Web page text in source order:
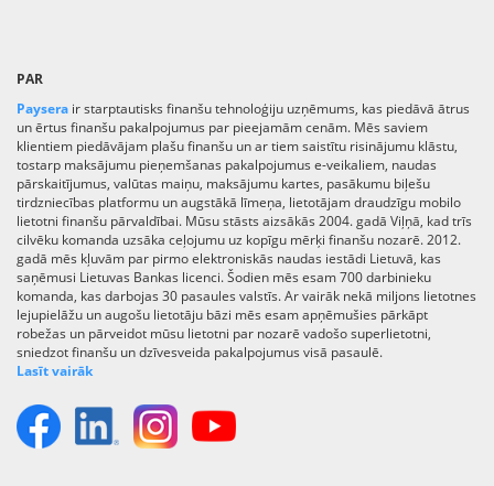
PAR
Paysera ir starptautisks finanšu tehnoloģiju uzņēmums, kas piedāvā ātrus
un ērtus finanšu pakalpojumus par pieejamām cenām. Mēs saviem
klientiem piedāvājam plašu finanšu un ar tiem saistītu risinājumu klāstu,
tostarp maksājumu pieņemšanas pakalpojumus e-veikaliem, naudas
pārskaitījumus, valūtas maiņu, maksājumu kartes, pasākumu biļešu
tirdzniecības platformu un augstākā līmeņa, lietotājam draudzīgu mobilo
lietotni finanšu pārvaldībai. Mūsu stāsts aizsākās 2004. gadā Viļņā, kad trīs
cilvēku komanda uzsāka ceļojumu uz kopīgu mērķi finanšu nozarē. 2012.
gadā mēs kļuvām par pirmo elektroniskās naudas iestādi Lietuvā, kas
saņēmusi Lietuvas Bankas licenci. Šodien mēs esam 700 darbinieku
komanda, kas darbojas 30 pasaules valstīs. Ar vairāk nekā miljons lietotnes
lejupielāžu un augošu lietotāju bāzi mēs esam apņēmušies pārkāpt
robežas un pārveidot mūsu lietotni par nozarē vadošo superlietotni,
sniedzot finanšu un dzīvesveida pakalpojumus visā pasaulē.
Lasīt vairāk